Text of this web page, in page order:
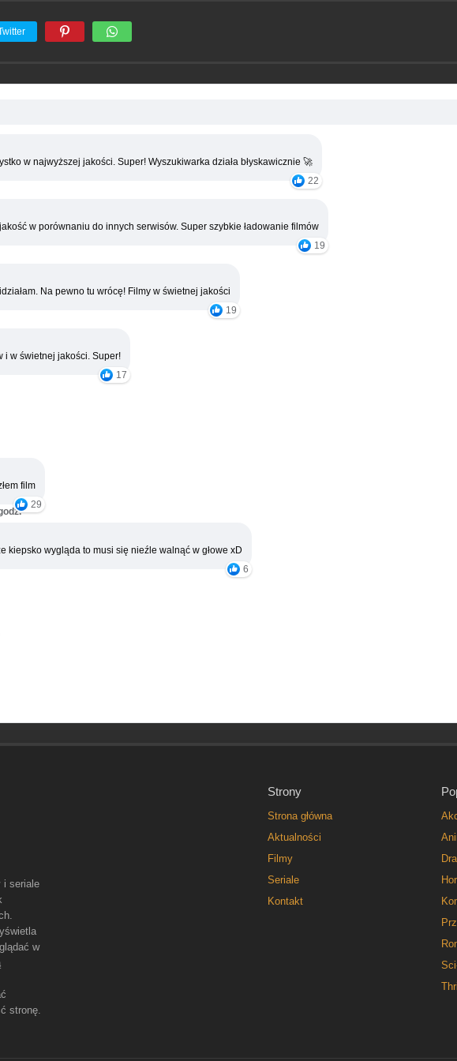
w najwyższej jakości. Super! Wyszukiwarka działa błyskawicznie 🚀
22
w porównaniu do innych serwisów. Super szybkie ładowanie filmów
19
Na pewno tu wrócę! Filmy w świetnej jakości
19
i w świetnej jakości. Super!
17
film
29
kiepsko wygląda to musi się nieźle walnąć w głowe xD
6
Strony
Strona główna
Aktualności
Filmy
Seriale
Kontakt
i seriale
w
stronę.